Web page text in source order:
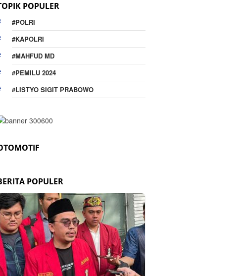
POPULER
#POLRI
#KAPOLRI
#MAHFUD MD
#PEMILU 2024
#LISTYO SIGIT PRABOWO
POPULER